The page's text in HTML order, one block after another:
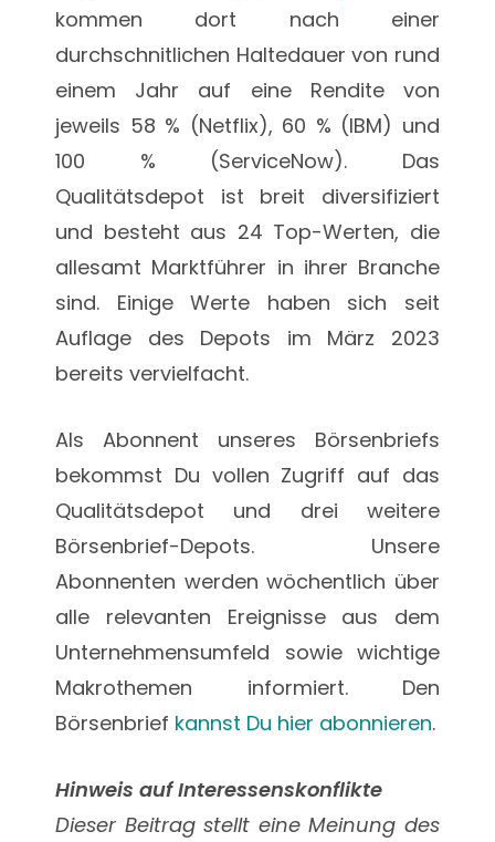
kommen dort nach einer
durchschnitlichen Haltedauer von rund
einem Jahr auf eine Rendite von
jeweils 58 % (Netflix), 60 % (IBM) und
100 % (ServiceNow). Das
Qualitätsdepot ist breit diversifiziert
und besteht aus 24 Top-Werten, die
allesamt Marktführer in ihrer Branche
sind. Einige Werte haben sich seit
Auflage des Depots im März 2023
bereits vervielfacht.
Als Abonnent unseres Börsenbriefs
bekommst Du vollen Zugriff auf das
Qualitätsdepot und drei weitere
Börsenbrief-Depots. Unsere
Abonnenten werden wöchentlich über
alle relevanten Ereignisse aus dem
Unternehmensumfeld sowie wichtige
Makrothemen informiert. Den
Börsenbrief kannst Du hier abonnieren.
Hinweis auf Interessenskonflikte
Dieser Beitrag stellt eine Meinung des